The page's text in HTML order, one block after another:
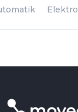
Elektro